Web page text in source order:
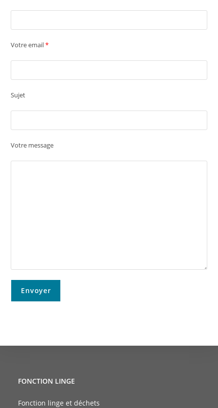
Votre email*
Sujet
Votre message
FONCTION LINGE
Fonction linge et déchets